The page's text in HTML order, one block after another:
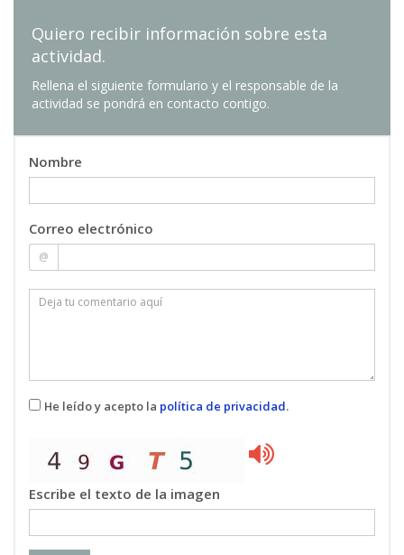
Quiero recibir información sobre esta
actividad.
Rellena el siguiente formulario y el responsable de la
actividad se pondrá en contacto contigo.
Nombre
Correo electrónico
@
He leído y acepto la política de privacidad.
Escribe el texto de la imagen